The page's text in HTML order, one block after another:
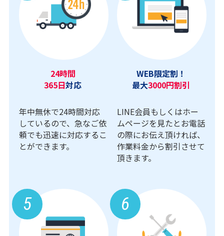
24時間
365日対応
年中無休で24時間対応
しているので、急なご依
頼でも迅速に対応するこ
とができます。
WEB限定割！
最大3000円割引
LINE会員もしくはホー
ムページを見たとお電話
の際にお伝え頂ければ、
作業料金から割引させて
頂きます。
5 6